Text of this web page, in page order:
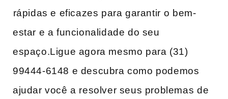
⁤rápidas e eficazes para garantir⁤ o ‍bem-
estar​ e a funcionalidade do seu
‌espaço.Ligue agora mesmo para‌ (31)
99444-6148 e descubra como​ podemos​
ajudar você a resolver seus problemas ⁤de